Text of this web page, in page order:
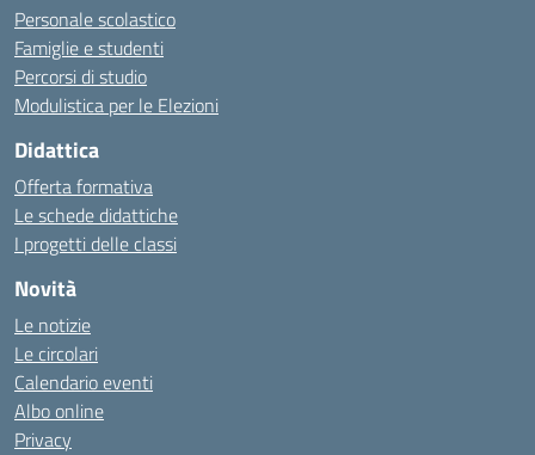
Personale scolastico
Famiglie e studenti
Percorsi di studio
Modulistica per le Elezioni
Didattica
Offerta formativa
Le schede didattiche
I progetti delle classi
Novità
Le notizie
Le circolari
Calendario eventi
Albo online
Privacy